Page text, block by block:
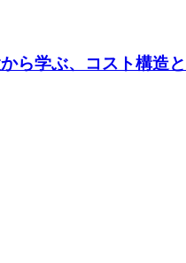
ら学ぶ、コスト構造